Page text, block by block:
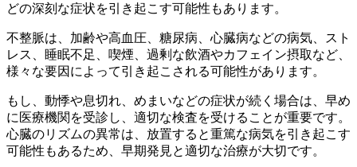
どの深刻な症状を引き起こす可能性もあります。
不整脈は、加齢や高血圧、糖尿病、心臓病などの病気、スト
レス、睡眠不足、喫煙、過剰な飲酒やカフェイン摂取など、
様々な要因によって引き起こされる可能性があります。
もし、 動悸や息切れ、めまいなどの症状が続く場合は、早め
に医療機関を受診し、適切な検査を受けることが重要です。
心臓のリズムの異常は、放置すると重篤な病気を引き起こす
可能性もあるため、早期発見と適切な治療が大切です。